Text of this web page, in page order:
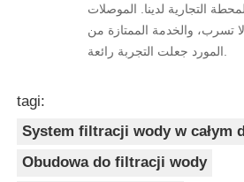
التجارية لدينا. الموصلات
تسرب، والخدمة الممتازة من
tagi:
System filtracji wody w całym
Obudowa do filtracji wody